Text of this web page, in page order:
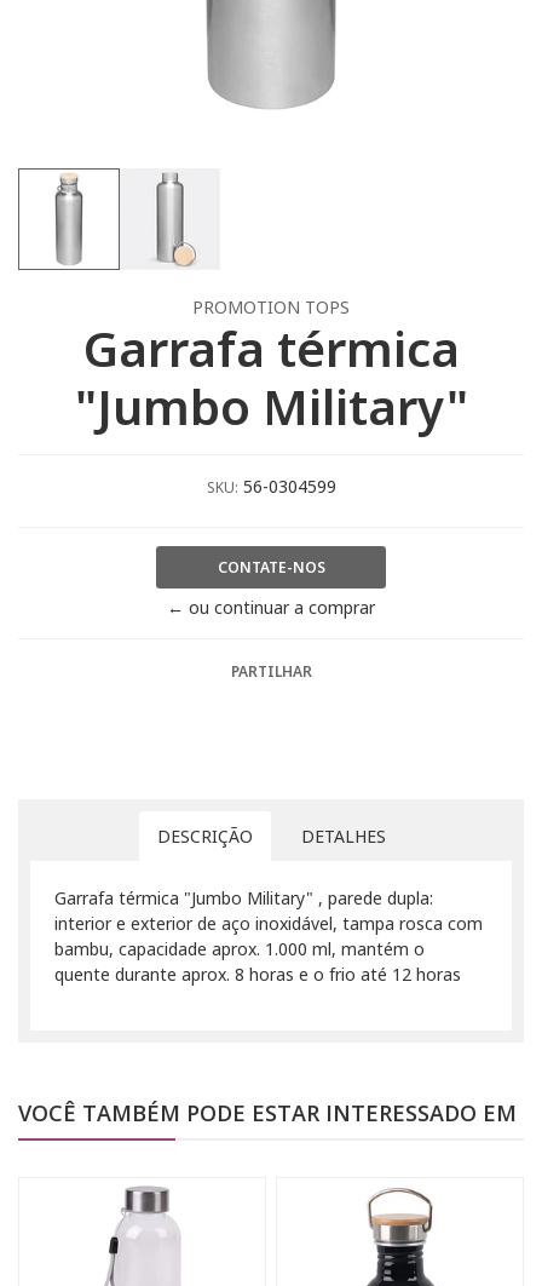
PROMOTION TOPS
Garrafa térmica
"Jumbo Military"
SKU: 56-0304599
CONTATE-NOS
← ou continuar a comprar
PARTILHAR
DESCRIÇÃO DETALHES
Garrafa térmica "Jumbo Military" , parede dupla:
interior e exterior de aço inoxidável, tampa rosca com
bambu, capacidade aprox. 1.000 ml, mantém o
quente durante aprox. 8 horas e o frio até 12 horas
VOCÊ TAMBÉM PODE ESTAR INTERESSADO EM